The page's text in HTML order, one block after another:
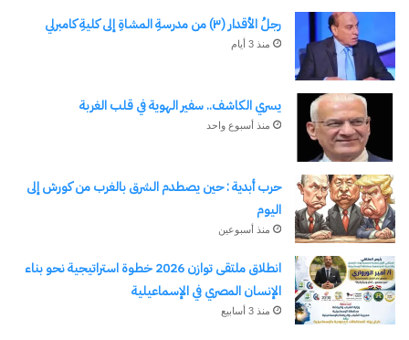
رجلُ الأقدار (٣) من مدرسةِ المشاةِ إلى كليةِ كامبرلي
منذ 3 أيام
يسري الكاشف.. سفير الهوية في قلب الغربة
منذ أسبوع واحد
حرب أبدية : حين يصطدم الشرق بالغرب من كورش إلى
اليوم
منذ أسبوعين
انطلاق ملتقى توازن 2026 خطوة استراتيجية نحو بناء
الإنسان المصري في الإسماعيلية
منذ 3 أسابيع